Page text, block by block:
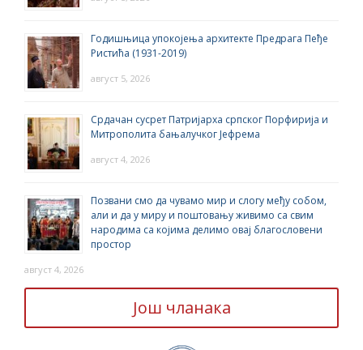
Годишњица упокојења архитекте Предрага Пеђе
Ристића (1931-2019)
август 5, 2026
Срдачан сусрет Патријарха српског Порфирија и
Митрополита бањалучког Јефрема
август 4, 2026
Позвани смо да чувамо мир и слогу међу собом,
али и да у миру и поштовању живимо са свим
народима са којима делимо овај благословени
простор
август 4, 2026
Још чланака